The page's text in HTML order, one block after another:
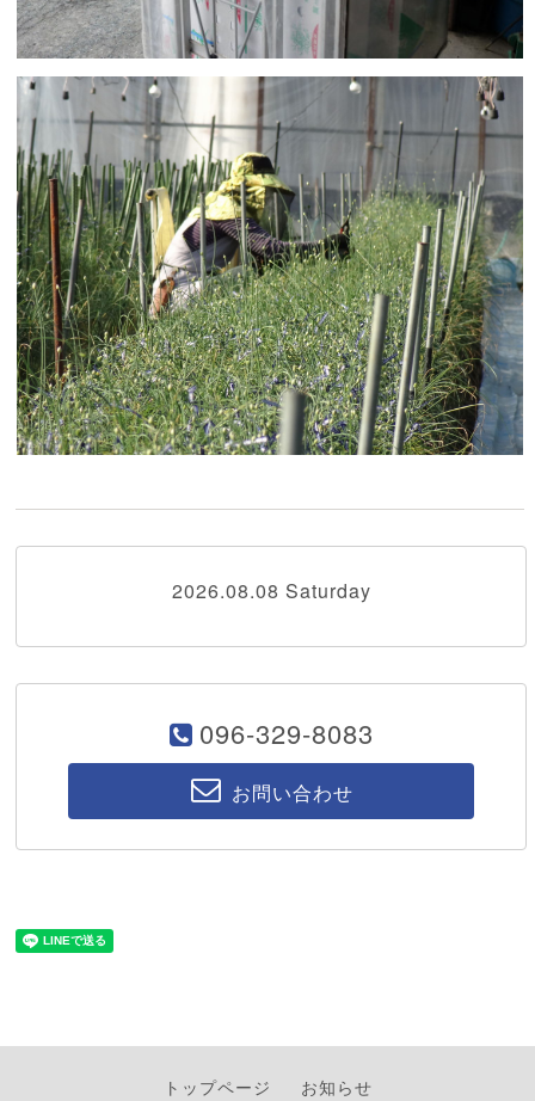
2026.08.08 Saturday
096-329-8083
お問い合わせ
トップページ
お知らせ